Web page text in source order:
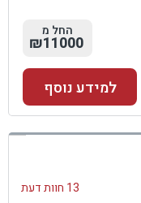
החל מ
₪11000
למידע נוסף
13 חוות דעת